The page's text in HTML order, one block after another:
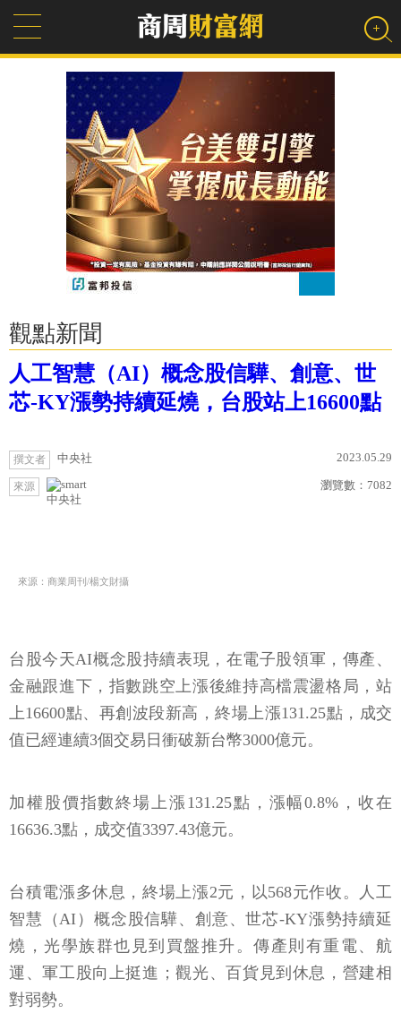
觀點新聞
人工智慧（AI）概念股信驊、創意、世
芯-KY漲勢持續延燒，台股站上16600點
撰文者 中央社 2023.05.29
來源
中央社
瀏覽數： 7082
來源：商業周刊/楊文財攝
台股今天AI概念股持續表現，在電子股領軍，傳產、
金融跟進下，指數跳空上漲後維持高檔震盪格局，站
上16600點、再創波段新高，終場上漲131.25點，成交
值已經連續3個交易日衝破新台幣3000億元。
加權股價指數終場上漲131.25點，漲幅0.8%，收在
16636.3點，成交值3397.43億元。
台積電漲多休息，終場上漲2元，以568元作收。人工
智慧（AI）概念股信驊、創意、世芯-KY漲勢持續延
燒，光學族群也見到買盤推升。傳產則有重電、航
運、軍工股向上挺進；觀光、百貨見到休息，營建相
對弱勢。